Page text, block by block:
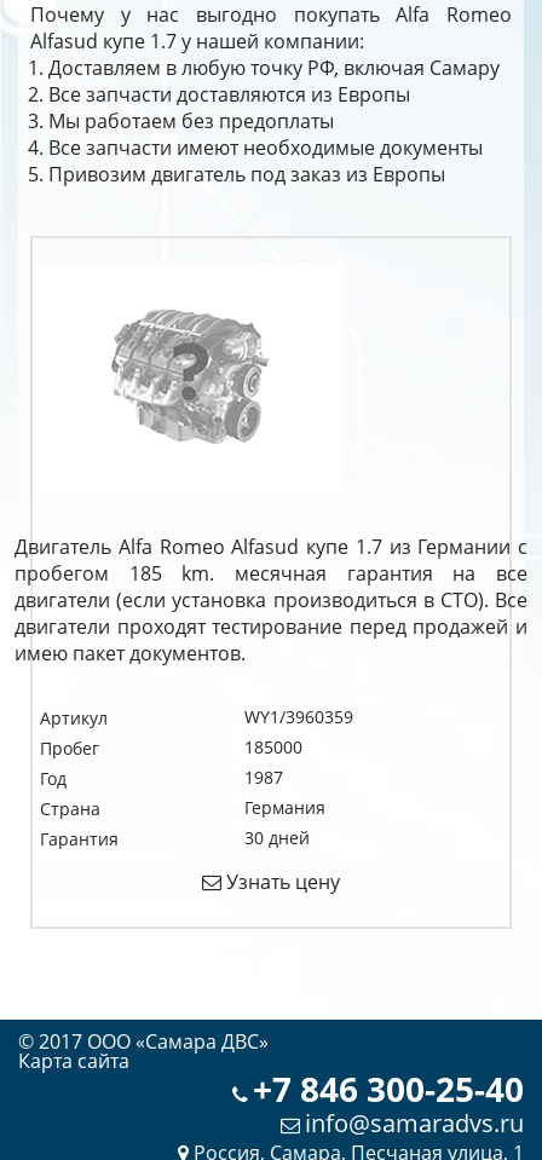
Почему у нас выгодно покупать Alfa Romeo
Alfasud купе 1.7 у нашей компании:
Доставляем в любую точку РФ, включая Самару
Все запчасти доставляются из Европы
Мы работаем без предоплаты
Все запчасти имеют необходимые документы
Привозим двигатель под заказ из Европы
Двигатель Alfa Romeo Alfasud купе 1.7 из Германии с
пробегом 185 km. месячная гарантия на все
двигатели (если установка производиться в СТО). Все
двигатели проходят тестирование перед продажей и
имею пакет документов.
Артикул
WY1/3960359
Пробег
185000
Год
1987
Страна
Германия
Гарантия
30 дней
Узнать цену
© 2017 OOO «Самара ДВС»
Карта сайта
+7 846 300-25-40
info@samaradvs.ru
Россия, Самара, Песчаная улица, 1